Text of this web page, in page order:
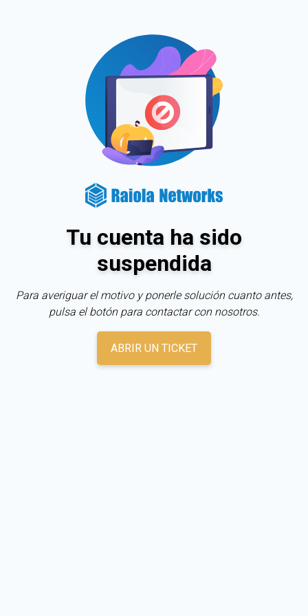
Tu cuenta ha sido
suspendida
Para averiguar el motivo y ponerle solución cuanto antes,
pulsa el botón para contactar con nosotros.
ABRIR UN TICKET